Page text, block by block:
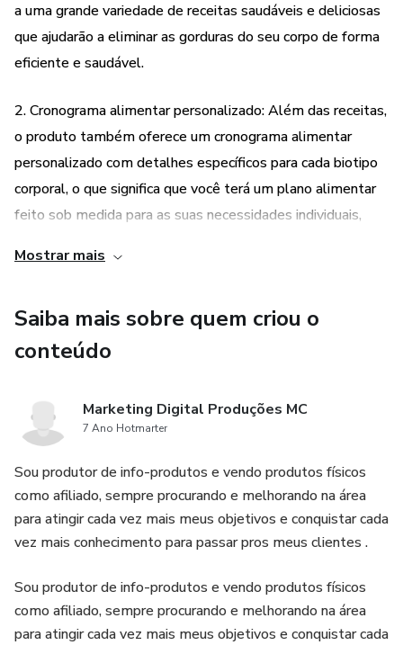
a uma grande variedade de receitas saudáveis e deliciosas
que ajudarão a eliminar as gorduras do seu corpo de forma
eficiente e saudável.
2. Cronograma alimentar personalizado: Além das receitas,
o produto também oferece um cronograma alimentar
personalizado com detalhes específicos para cada biotipo
corporal, o que significa que você terá um plano alimentar
feito sob medida para as suas necessidades individuais,
Mostrar mais
Saiba mais sobre quem criou o
conteúdo
Marketing Digital Produções MC
7 Ano Hotmarter
Sou produtor de info-produtos e vendo produtos físicos
como afiliado, sempre procurando e melhorando na área
para atingir cada vez mais meus objetivos e conquistar cada
vez mais conhecimento para passar pros meus clientes .
Sou produtor de info-produtos e vendo produtos físicos
como afiliado, sempre procurando e melhorando na área
para atingir cada vez mais meus objetivos e conquistar cada